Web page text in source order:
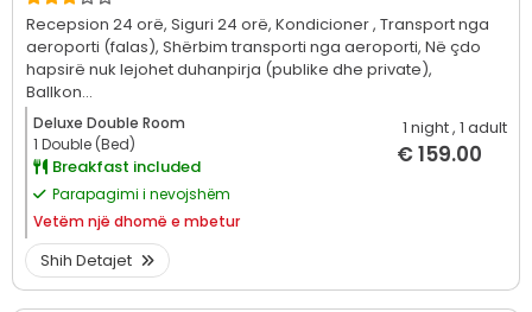
Recepsion 24 orë, Siguri 24 orë, Kondicioner , Transport nga
aeroporti (falas), Shërbim transporti nga aeroporti, Në çdo
hapsirë nuk lejohet duhanpirja (publike dhe private),
Ballkon...
Deluxe Double Room
1 Double (Bed)
Breakfast included
Parapagimi i nevojshëm
Vetëm një dhomë e mbetur
1 night, 1 adult
€ 159.00
Shih Detajet